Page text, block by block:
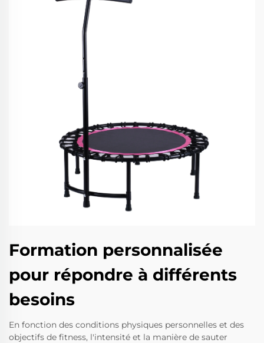
Formation personnalisée
pour répondre à différents
besoins
En fonction des conditions physiques personnelles et des
objectifs de fitness, l'intensité et la manière de sauter